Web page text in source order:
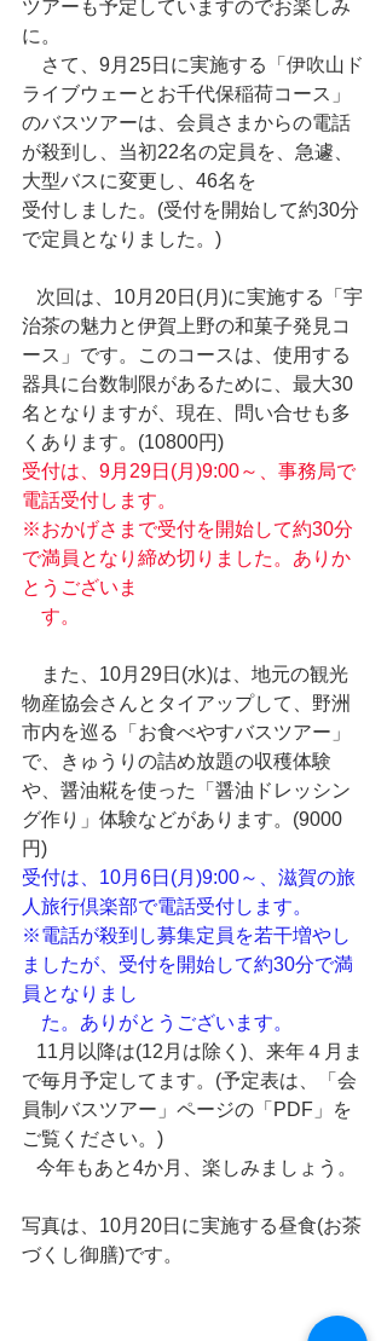
ツアーも予定していますのでお楽しみ
に。
さて、9月25日に実施する「伊吹山ド
ライブウェーとお千代保稲荷コース」
のバスツアーは、会員さまからの電話
が殺到し、当初22名の定員を、急遽、
大型バスに変更し、46名を
受付しました。(受付を開始して約30分
で定員となりました。)
治茶の魅力と伊賀上野の和菓子発見コ
ース」です。このコースは、使用する
器具に台数制限があるために、最大30
名となりますが、現在、問い合せも多
くあります。(10800円)
受付は、9月29日(月)9:00～、事務局で
電話受付します。
※おかげさまで受付を開始して約30分
で満員となり締め切りました。ありか
とうございま
す。
また、10月29日(水)は、地元の観光
物産協会さんとタイアップして、野洲
市内を巡る「お食べやすバスツアー」
で、きゅうりの詰め放題の収穫体験
や、醤油糀を使った「醤油ドレッシン
グ作り」体験などがあります。(9000
円)
受付は、10月6日(月)9:00～、滋賀の旅
人旅行倶楽部で電話受付します。
※電話が殺到し募集定員を若干増やし
ましたが、受付を開始して約30分で満
員となりまし
た。ありがとうございます。
で毎月予定してます。(予定表は、「会
員制バスツアー」ページの「PDF」を
ご覧ください。)
   今年もあと4か月、楽しみましょう。
写真は、10月20日に実施する昼食(お茶
づくし御膳)です。